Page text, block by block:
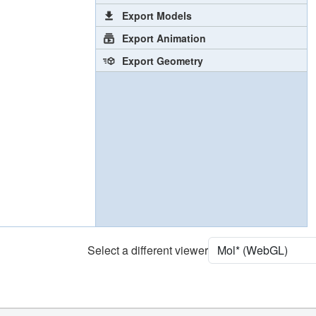
Export Models
Export Animation
Export Geometry
Select a different viewer